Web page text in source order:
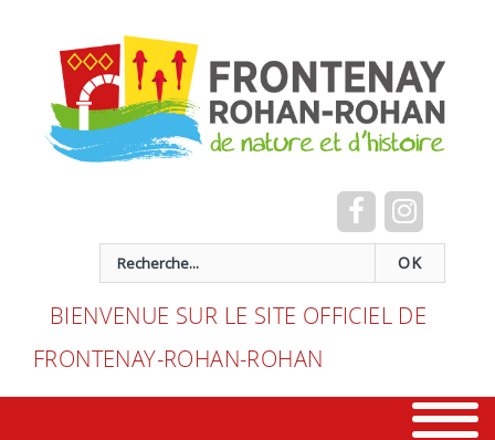
OK
BIENVENUE SUR LE SITE OFFICIEL DE
FRONTENAY-ROHAN-ROHAN